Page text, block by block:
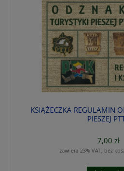
KSIĄŻECZKA REGULAMIN
PIESZEJ
7,00 zł
zawiera 23% VAT, bez